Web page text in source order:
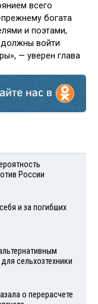
всего
богата
и поэтами,
должны войти
— уверен глава
России
и за погибших
сельхозтехники
о перерасчете